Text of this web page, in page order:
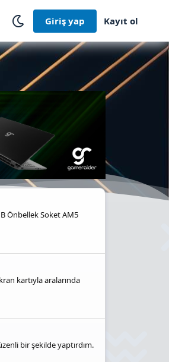
Giriş yap Kayıt ol
Önbellek Soket AM5
kartıyla aralarında
bir şekilde yaptırdım.